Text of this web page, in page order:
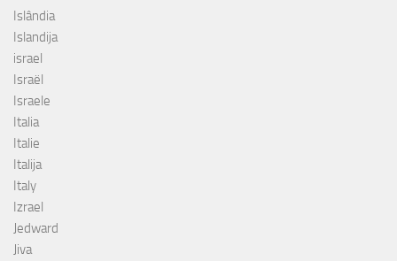
Islândia
Islandija
israel
Israël
Israele
Italia
Italie
Italija
Italy
Izrael
Jedward
Jiva